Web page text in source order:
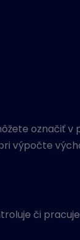
označiť v
výpočte
či